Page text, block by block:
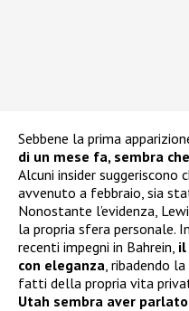
Sebbene la prima
di un mese fa, sembra
Alcuni insider suggeriscono
avvenuto a febbraio, sia
Nonostante l’evidenza,
la propria sfera personale.
recenti impegni in Bahrein, il
con eleganza , ribadendo
fatti della propria vita
Utah sembra aver